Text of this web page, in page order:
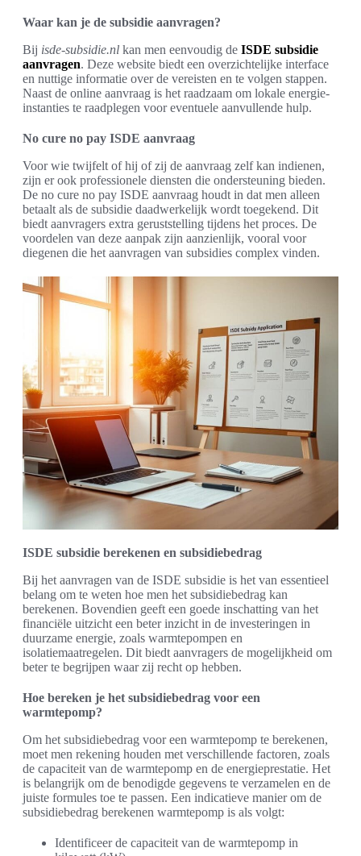
Waar kan je de subsidie aanvragen?
Bij isde-subsidie.nl kan men eenvoudig de ISDE subsidie
aanvragen. Deze website biedt een overzichtelijke interface
en nuttige informatie over de vereisten en te volgen stappen.
Naast de online aanvraag is het raadzaam om lokale energie-
instanties te raadplegen voor eventuele aanvullende hulp.
No cure no pay ISDE aanvraag
Voor wie twijfelt of hij of zij de aanvraag zelf kan indienen,
zijn er ook professionele diensten die ondersteuning bieden.
De no cure no pay ISDE aanvraag houdt in dat men alleen
betaalt als de subsidie daadwerkelijk wordt toegekend. Dit
biedt aanvragers extra geruststelling tijdens het proces. De
voordelen van deze aanpak zijn aanzienlijk, vooral voor
diegenen die het aanvragen van subsidies complex vinden.
ISDE subsidie berekenen en subsidiebedrag
Bij het aanvragen van de ISDE subsidie is het van essentieel
belang om te weten hoe men het subsidiebedrag kan
berekenen. Bovendien geeft een goede inschatting van het
financiële uitzicht een beter inzicht in de investeringen in
duurzame energie, zoals warmtepompen en
isolatiemaatregelen. Dit biedt aanvragers de mogelijkheid om
beter te begrijpen waar zij recht op hebben.
Hoe bereken je het subsidiebedrag voor een
warmtepomp?
Om het subsidiebedrag voor een warmtepomp te berekenen,
moet men rekening houden met verschillende factoren, zoals
de capaciteit van de warmtepomp en de energieprestatie. Het
is belangrijk om de benodigde gegevens te verzamelen en de
juiste formules toe te passen. Een indicatieve manier om de
subsidiebedrag berekenen warmtepomp is als volgt:
Identificeer de capaciteit van de warmtepomp in